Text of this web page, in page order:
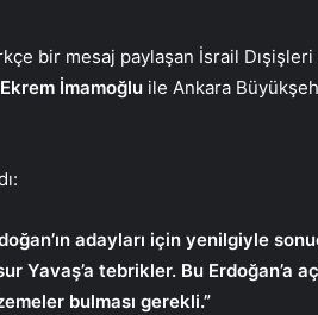
bir mesaj paylaşan İsrail Dışişleri
Ekrem İmamoğlu ile Ankara
adayları için yenilgiyle
Yavaş’a tebrikler. Bu Erdoğan’a
bulması gerekli.”